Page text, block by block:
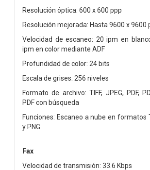
Resolución óptica: 600 x 600 ppp
Resolución mejorada: Hasta 9600 x 9600
Velocidad de escaneo: 20 ipm en
ipm en color mediante ADF
Profundidad de color: 24 bits
Escala de grises: 256 niveles
Formato de archivo: TIFF, JPEG, PDF,
PDF con búsqueda
Funciones: Escaneo a nube en formatos
y PNG
Fax
Velocidad de transmisión: 33.6 Kbps